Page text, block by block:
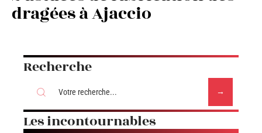
dragées à Ajaccio
Recherche
Les incontournables